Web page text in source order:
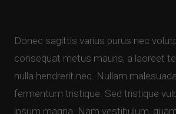
Donec sagittis varius purus nec
consequat metus mauris, a laoreet
nulla hendrerit nec. Nullam
fermentum tristique. Sed tristique
ipsum magna. Nam vestibulum,